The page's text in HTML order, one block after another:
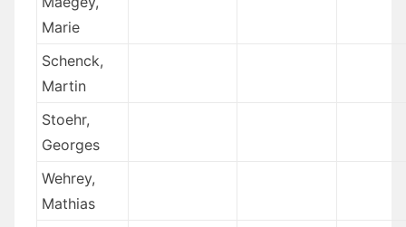
Marie
Schenck,
Martin
Stoehr,
Georges
Wehrey,
Mathias